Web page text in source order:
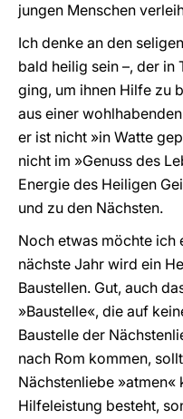
jungen Menschen
Ich denke an den
bald heilig sein –, der in
ging, um ihnen Hilfe zu
aus einer
er ist nicht »in Watte
nicht im »Genuss des
Energie des Heiligen
und zu den Nächsten.
Noch etwas möchte ich
nächste Jahr wird ein
Baustellen. Gut, auch
»Baustelle«, die auf
Baustelle der
nach Rom kommen,
Nächstenliebe »atmen«
Hilfeleistung besteht,